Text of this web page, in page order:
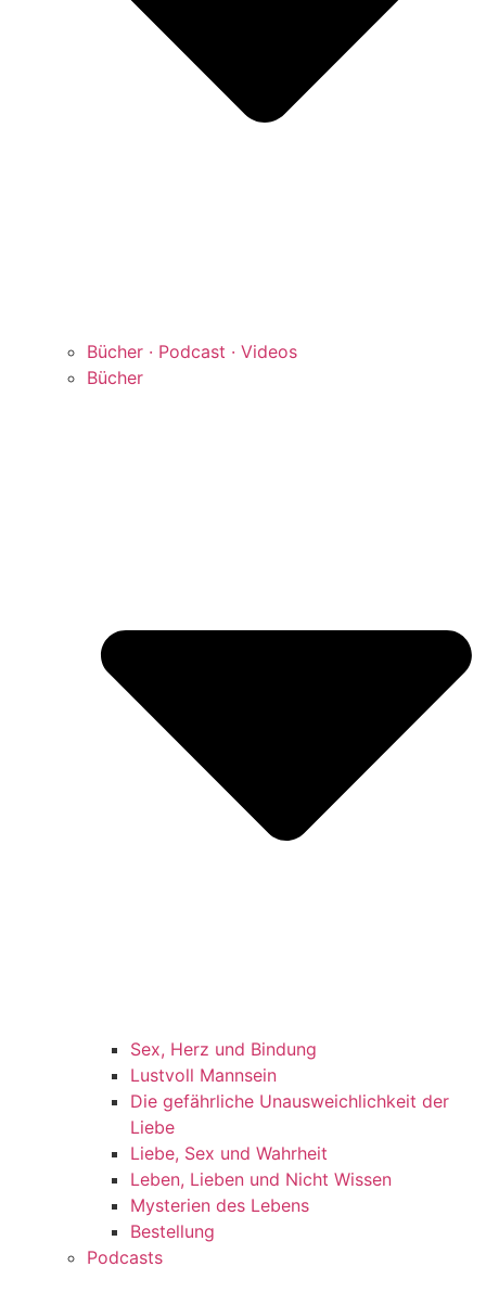
Bücher · Podcast · Videos
Bücher
Sex, Herz und Bindung
Lustvoll Mannsein
Die gefährliche Unausweichlichkeit der
Liebe
Liebe, Sex und Wahrheit
Leben, Lieben und Nicht Wissen
Mysterien des Lebens
Bestellung
Podcasts